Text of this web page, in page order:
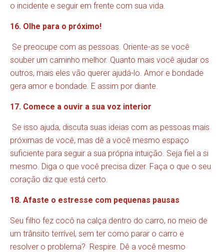
o incidente e seguir em frente com sua vida.
16. Olhe para o próximo!
Se preocupe com as pessoas. Oriente-as se você
souber um caminho melhor. Quanto mais você ajudar os
outros, mais eles vão querer ajudá-lo. Amor e bondade
gera amor e bondade. E assim por diante.
17. Comece a ouvir a sua voz interior
Se isso ajuda, discuta suas ideias com as pessoas mais
próximas de você, mas dê a você mesmo espaço
suficiente para seguir a sua própria intuição. Seja fiel a si
mesmo. Diga o que você precisa dizer. Faça o que o seu
coração diz que está certo.
18. Afaste o estresse com pequenas pausas
Seu filho fez cocô na calça dentro do carro, no meio de
um trânsito terrível, sem ter como parar o carro e
resolver o problema? Respire. Dê a você mesmo